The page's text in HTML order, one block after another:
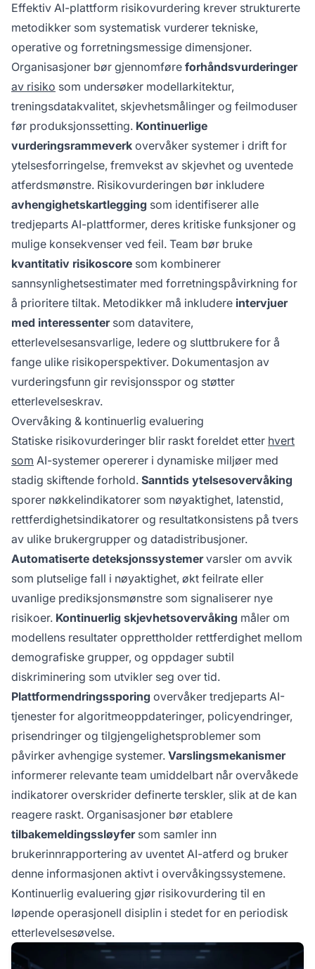
Effektiv AI-plattform risikovurdering krever strukturerte
metodikker som systematisk vurderer tekniske,
operative og forretningsmessige dimensjoner.
Organisasjoner bør gjennomføre forhåndsvurderinger
av risiko som undersøker modellarkitektur,
treningsdatakvalitet, skjevhetsmålinger og feilmoduser
før produksjonssetting. Kontinuerlige
vurderingsrammeverk overvåker systemer i drift for
ytelsesforringelse, fremvekst av skjevhet og uventede
atferdsmønstre. Risikovurderingen bør inkludere
avhengighetskartlegging som identifiserer alle
tredjeparts AI-plattformer, deres kritiske funksjoner og
mulige konsekvenser ved feil. Team bør bruke
kvantitativ risikoscore som kombinerer
sannsynlighetsestimater med forretningspåvirkning for
å prioritere tiltak. Metodikker må inkludere intervjuer
med interessentersom datavitere,
etterlevelsesansvarlige, ledere og sluttbrukere for å
fange ulike risikoperspektiver. Dokumentasjon av
vurderingsfunn gir revisjonsspor og støtter
etterlevelseskrav.
Overvåking & kontinuerlig evaluering
Statiske risikovurderinger blir raskt foreldet etter hvert
som AI-systemer opererer i dynamiske miljøer med
stadig skiftende forhold. Sanntids ytelsesovervåking
sporer nøkkelindikatorer som nøyaktighet, latenstid,
rettferdighetsindikatorer og resultatkonsistens på tvers
av ulike brukergrupper og datadistribusjoner.
Automatiserte deteksjonssystemervarsler om avvik
som plutselige fall i nøyaktighet, økt feilrate eller
uvanlige prediksjonsmønstre som signaliserer nye
risikoer. Kontinuerlig skjevhetsovervåking måler om
modellens resultater opprettholder rettferdighet mellom
demografiske grupper, og oppdager subtil
diskriminering som utvikler seg over tid.
Plattformendringssporing overvåker tredjeparts AI-
tjenester for algoritmeoppdateringer, policyendringer,
prisendringer og tilgjengelighetsproblemer som
påvirker avhengige systemer. Varslingsmekanismer
informerer relevante team umiddelbart når overvåkede
indikatorer overskrider definerte terskler, slik at de kan
reagere raskt. Organisasjoner bør etablere
tilbakemeldingssløyfersom samler inn
brukerinnrapportering av uventet AI-atferd og bruker
denne informasjonen aktivt i overvåkingssystemene.
Kontinuerlig evaluering gjør risikovurdering til en
løpende operasjonell disiplin i stedet for en periodisk
etterlevelsesøvelse.